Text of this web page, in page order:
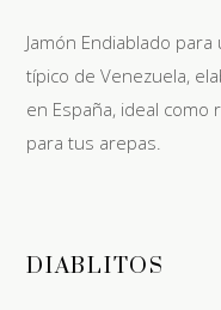
Jamón Endiablado para
típico de Venezuela,
en España, ideal como
para tus arepas.
DIABLITOS